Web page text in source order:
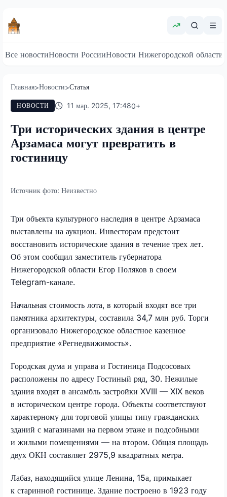
Все новостиНовости РоссииНовости Нижегородской области
Главная>Новости>Статья
НОВОСТИ 11 мар. 2025, 17:480+
Три исторических здания в центре
Арзамаса могут превратить в
гостиницу
Источник фото: Неизвестно
Три объекта культурного наследия в центре Арзамаса
выставлены на аукцион. Инвесторам предстоит
восстановить исторические здания в течение трех лет.
Об этом сообщил заместитель губернатора
Нижегородской области Егор Поляков в своем
Telegram-канале.
Начальная стоимость лота, в который входят все три
памятника архитектуры, составила 34,7 млн руб. Торги
организовало Нижегородское областное казенное
предприятие «Регнедвижимость».
Городская дума и управа и Гостиница Подсосовых
расположены по адресу Гостиный ряд, 30. Нежилые
здания входят в ансамбль застройки XVIII — XIX веков
в историческом центре города. Объекты соответствуют
характерному для торговой улицы типу гражданских
зданий с магазинами на первом этаже и подсобными
и жилыми помещениями — на втором. Общая площадь
двух ОКН составляет 2975,9 квадратных метра.
Лабаз, находящийся улице Ленина, 15а, примыкает
к старинной гостинице. Здание построено в 1923 году